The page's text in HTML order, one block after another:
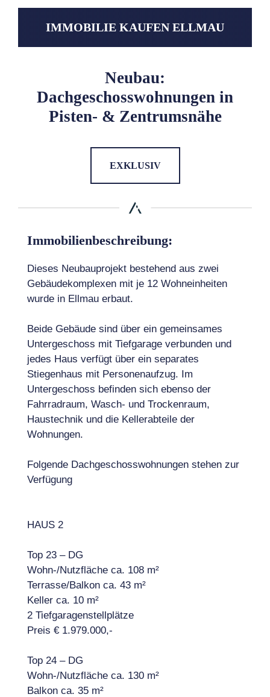
IMMOBILIE KAUFEN ELLMAU
Neubau:
Dachgeschosswohnungen in
Pisten- & Zentrumsnähe
EXKLUSIV
Immobilienbeschreibung:
Dieses Neubauprojekt bestehend aus zwei
Gebäudekomplexen mit je 12 Wohneinheiten
wurde in Ellmau erbaut.
Beide Gebäude sind über ein gemeinsames
Untergeschoss mit Tiefgarage verbunden und
jedes Haus verfügt über ein separates
Stiegenhaus mit Personenaufzug. Im
Untergeschoss befinden sich ebenso der
Fahrradraum, Wasch- und Trockenraum,
Haustechnik und die Kellerabteile der
Wohnungen.
Folgende Dachgeschosswohnungen stehen zur
Verfügung
HAUS 2
Top 23 – DG
Wohn-/Nutzfläche ca. 108 m²
Terrasse/Balkon ca. 43 m²
Keller ca. 10 m²
2 Tiefgaragenstellplätze
Preis € 1.979.000,-
Top 24 – DG
Wohn-/Nutzfläche ca. 130 m²
Balkon ca. 35 m²